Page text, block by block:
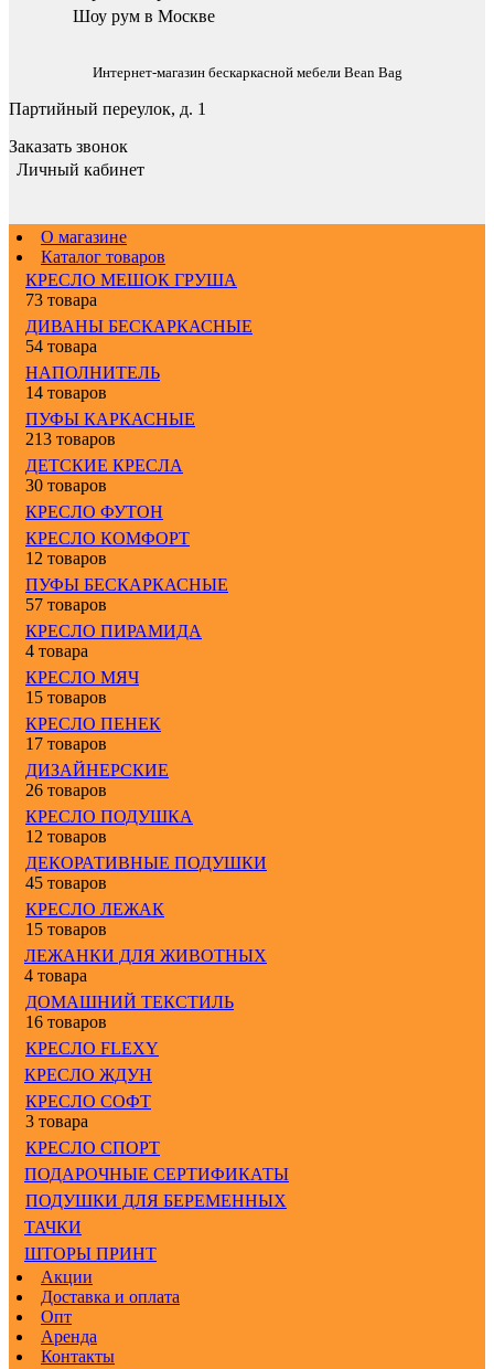
Шоу рум в Москве
Интернет-магазин бескаркасной мебели Bean Bag
Партийный переулок, д. 1
Заказать звонок
Личный кабинет
О магазине
Каталог товаров
КРЕСЛО МЕШОК ГРУША
73 товара
ДИВАНЫ БЕСКАРКАСНЫЕ
54 товара
НАПОЛНИТЕЛЬ
14 товаров
ПУФЫ КАРКАСНЫЕ
213 товаров
ДЕТСКИЕ КРЕСЛА
30 товаров
КРЕСЛО ФУТОН
КРЕСЛО КОМФОРТ
12 товаров
ПУФЫ БЕСКАРКАСНЫЕ
57 товаров
КРЕСЛО ПИРАМИДА
4 товара
КРЕСЛО МЯЧ
15 товаров
КРЕСЛО ПЕНЕК
17 товаров
ДИЗАЙНЕРСКИЕ
26 товаров
КРЕСЛО ПОДУШКА
12 товаров
ДЕКОРАТИВНЫЕ ПОДУШКИ
45 товаров
КРЕСЛО ЛЕЖАК
15 товаров
ЛЕЖАНКИ ДЛЯ ЖИВОТНЫХ
4 товара
ДОМАШНИЙ ТЕКСТИЛЬ
16 товаров
КРЕСЛО FLEXY
КРЕСЛО ЖДУН
КРЕСЛО СОФТ
3 товара
КРЕСЛО СПОРТ
ПОДАРОЧНЫЕ СЕРТИФИКАТЫ
ПОДУШКИ ДЛЯ БЕРЕМЕННЫХ
ТАЧКИ
ШТОРЫ ПРИНТ
Акции
Доставка и оплата
Опт
Аренда
Контакты